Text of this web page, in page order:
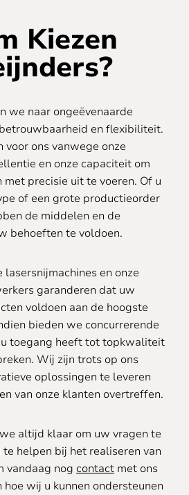
Kiezen
we naar ongeëvenaarde
en flexibiliteit.
voor ons vanwege onze
en onze capaciteit om
precisie uit te voeren. Of u
of een grote productieorder
de middelen en de
behoeften te voldoen.
lasersnijmachines en onze
garanderen dat uw
voldoen aan de hoogste
bieden we concurrerende
toegang heeft tot topkwaliteit
Wij zijn trots op ons
oplossingen te leveren
van onze klanten overtreffen.
altijd klaar om uw vragen te
helpen bij het realiseren van
vandaag nog contact met ons
wij u kunnen ondersteunen